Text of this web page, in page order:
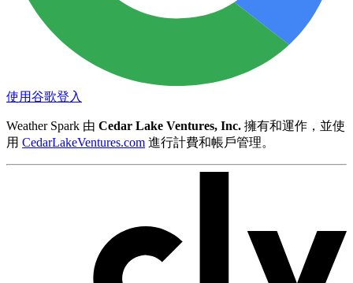
使用谷歌登入
Weather Spark 由 Cedar Lake Ventures, Inc. 擁有和運作，並使
用 CedarLakeVentures.com 進行計費和帳戶管理。